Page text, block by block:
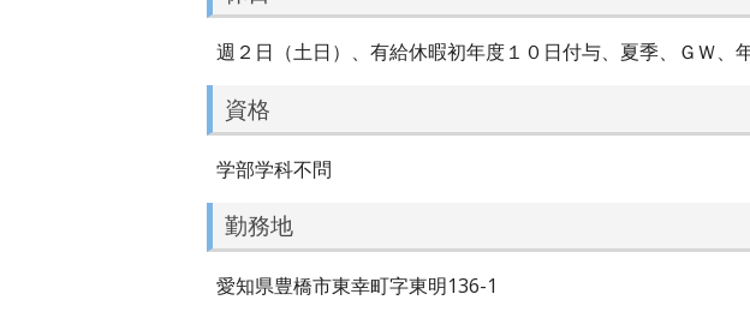
週２日（土日）、有給休暇初年度１０日付与、夏季、ＧＷ、
資格
学部学科不問
勤務地
愛知県豊橋市東幸町字東明136-1